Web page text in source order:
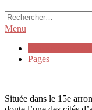
Rechercher :
Menu
Pages
Située dans le 15e